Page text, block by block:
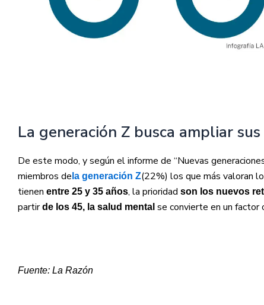
La generación Z busca ampliar
De este modo, y según el informe de “Nuevas
miembros de la generación Z(22%) los que más valoran
tienen entre 25 y 35 años, la prioridad son los nuevos
partirde los 45, la salud mental se convierte en un
Fuente: La Razón